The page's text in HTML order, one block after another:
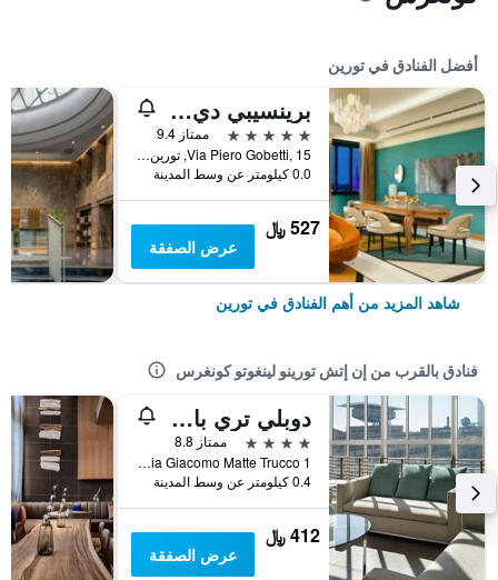
أفضل الفنادق في تورين
برينسيبي دي بيمونت || إون إ ٕإبيرينز | بريفيريد هوتلز آند ريزورتس
5 نجوم
ممتاز 9.4
Via Piero Gobetti, 15, تورين, مقاطعة تورينو, إيطاليا
0.0 كيلومتر عن وسط المدينة
527 ﷼
عرض الصفقة
شاهد المزيد من أهم الفنادق في تورين
فنادق بالقرب من إن إتش تورينو لينغوتو كونغرس
دوبلي تري باي هيلتون تورين لينجوتو
4 نجوم
ممتاز 8.8
Via Giacomo Matte Trucco 1, تورين, مقاطعة تورينو, إيطاليا
0.4 كيلومتر عن وسط المدينة
412 ﷼
عرض الصفقة